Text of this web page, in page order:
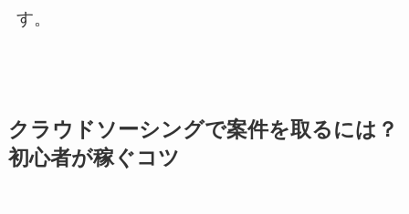
す。
クラウドソーシングで案件を取るには？
初心者が稼ぐコツ